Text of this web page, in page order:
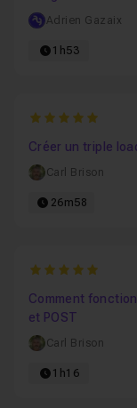
Adrien Gazaix
1h53
5
Créer un triple
Carl Brison
26m58
5
Comment
et POST
Carl Brison
1h16